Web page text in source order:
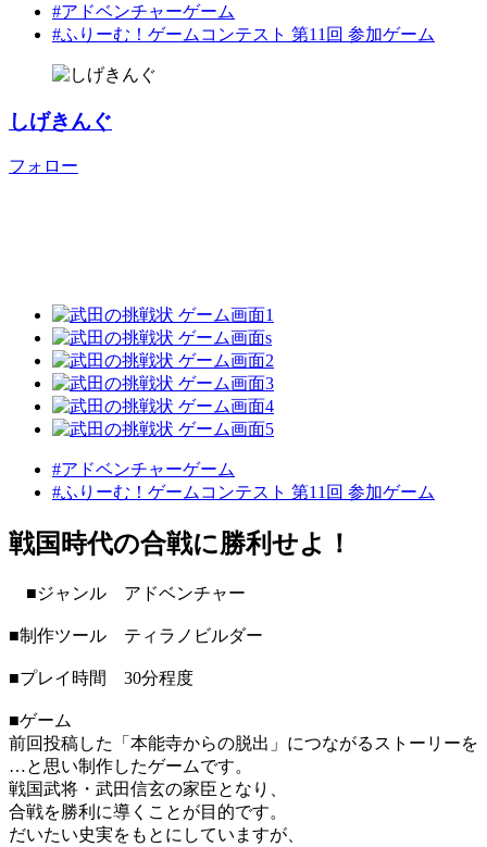
#アドベンチャーゲーム
#ふりーむ！ゲームコンテスト 第11回 参加ゲーム
しげきんぐ
フォロー
#アドベンチャーゲーム
#ふりーむ！ゲームコンテスト 第11回 参加ゲーム
戦国時代の合戦に勝利せよ！
■ジャンル アドベンチャー
■制作ツール ティラノビルダー
■プレイ時間 30分程度
■ゲーム
前回投稿した「本能寺からの脱出」につながるストーリーを
…と思い制作したゲームです。
戦国武将・武田信玄の家臣となり、
合戦を勝利に導くことが目的です。
だいたい史実をもとにしていますが、